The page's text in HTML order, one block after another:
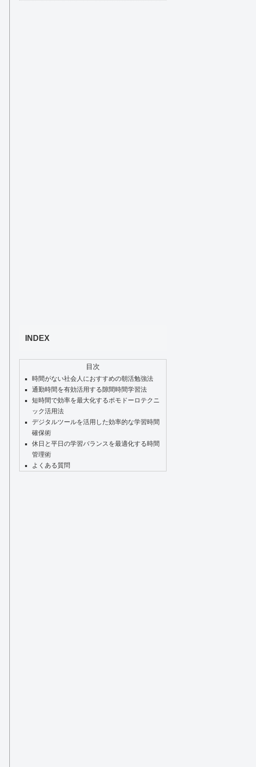
的に理解できる
められる
INDEX
目次
時間がない社会人におすすめの朝活勉強法
通勤時間を有効活用する隙間時間学習法
短時間で効率を最大化するポモドーロテクニ
ック活用法
デジタルツールを活用した効率的な学習時間
確保術
休日と平日の学習バランスを最適化する時間
管理術
よくある質問